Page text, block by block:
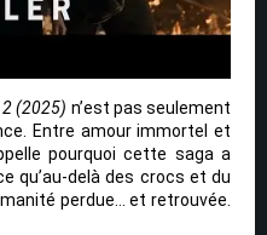
2 (2025) n’est pas seulement
Entre amour immortel et
pourquoi cette saga a
qu’au-delà des crocs et du
perdue… et retrouvée.